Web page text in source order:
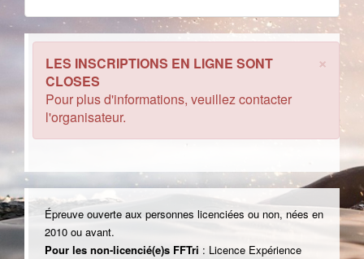
×
LES INSCRIPTIONS EN LIGNE SONT
CLOSES
Pour plus d'informations, veuillez contacter
l'organisateur.
Épreuve ouverte aux personnes licenciées ou non, nées en
2010 ou avant.
Pour les non-licencié(e)s FFTri : Licence Expérience